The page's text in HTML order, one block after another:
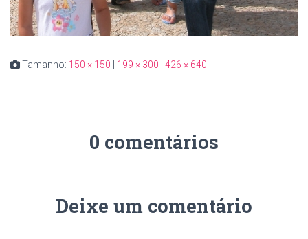
Tamanho: 150 × 150 199 × 300 426 × 640
0 comentários
Deixe um comentário